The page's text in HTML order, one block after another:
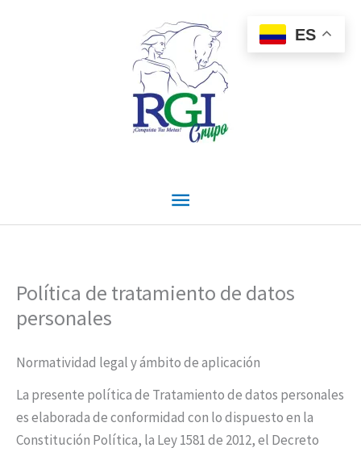
Menú
principal
Política de tratamiento de datos
personales
Normatividad legal y ámbito de aplicación
La presente política de Tratamiento de datos personales
es elaborada de conformidad con lo dispuesto en la
Constitución Política, la Ley 1581 de 2012, el Decreto
ES